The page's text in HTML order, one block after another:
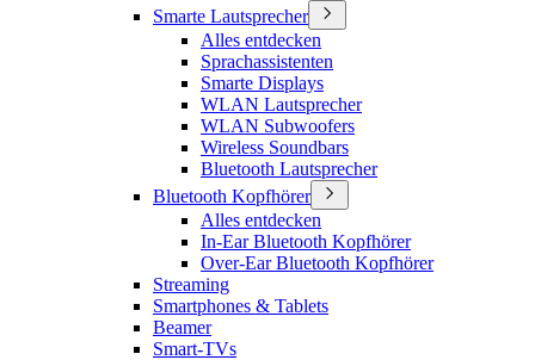
Smarte Lautsprecher
Alles entdecken
Sprachassistenten
Smarte Displays
WLAN Lautsprecher
WLAN Subwoofers
Wireless Soundbars
Bluetooth Lautsprecher
Bluetooth Kopfhörer
Alles entdecken
In-Ear Bluetooth Kopfhörer
Over-Ear Bluetooth Kopfhörer
Streaming
Smartphones & Tablets
Beamer
Smart-TVs